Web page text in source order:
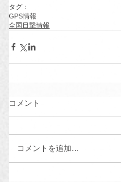
タグ：
GPS情報
全国目撃情報
コメント
コメントを追加…